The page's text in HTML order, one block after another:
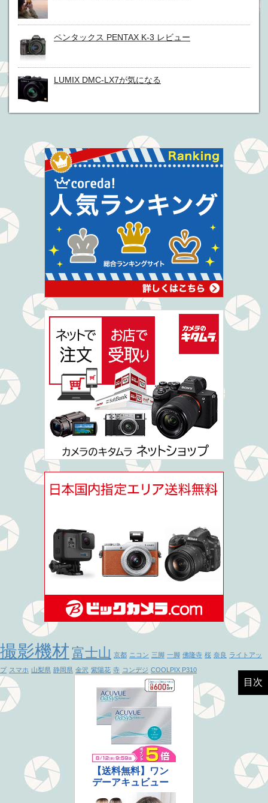
ペンタックス PENTAX K-3 レビュー
LUMIX DMC-LX7が気になる
目次
撮影機材 富士山 京都 ニコン 三脚 一脚 佛隆寺 桜 奈良 ライトアッ
プ スマホ 山梨県 静岡県 金沢 紫陽花 寺 コンデジ COOLPIX P310